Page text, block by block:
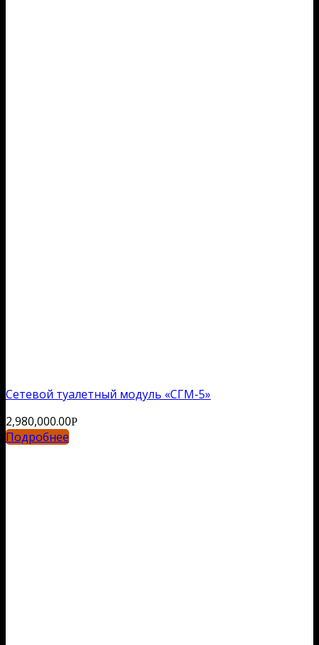
Сетевой туалетный модуль «СГМ-5»
2,980,000.00Р
Подробнее